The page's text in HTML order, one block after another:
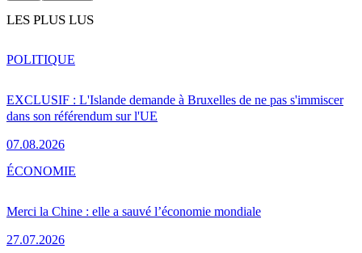
LES PLUS LUS
EXCLUSIF : L'Islande demande à Bruxelles de ne pas s'immiscer
dans son référendum sur l'UE
07.08.2026
POLITIQUE
Merci la Chine : elle a sauvé l’économie mondiale
27.07.2026
ÉCONOMIE